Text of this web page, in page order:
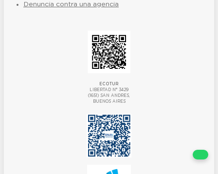
Denuncia contra una agencia
ECOTUR
LIBERTAD N° 3429
(1651) SAN ANDRES,
BUENOS AIRES